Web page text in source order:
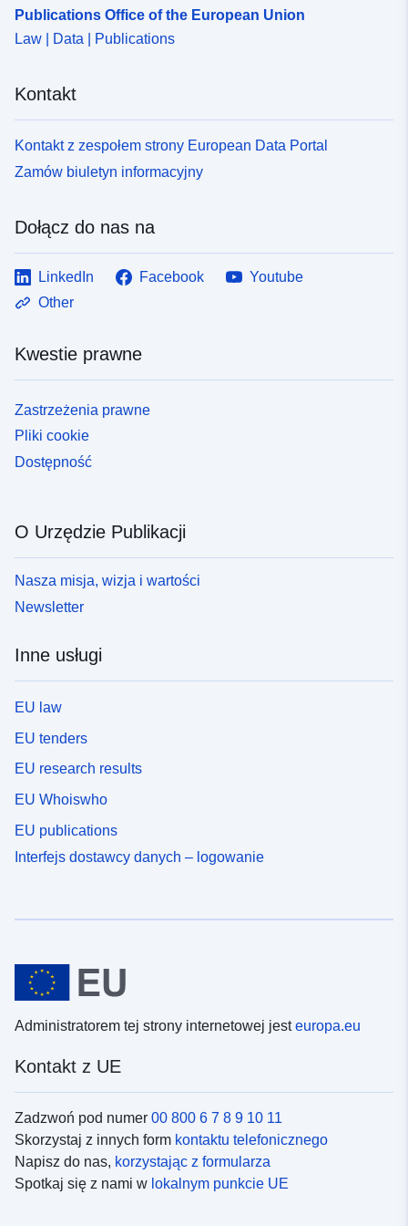
Publications Office of the European Union
Law | Data | Publications
Kontakt
Kontakt z zespołem strony European Data Portal
Zamów biuletyn informacyjny
Dołącz do nas na
LinkedIn Facebook
Youtube
Other
Kwestie prawne
Zastrzeżenia prawne
Pliki cookie
Dostępność
O Urzędzie Publikacji
Nasza misja, wizja i wartości
Newsletter
Inne usługi
EU law
EU tenders
EU research results
EU Whoiswho
EU publications
Interfejs dostawcy danych – logowanie
Administratorem tej strony internetowej jesteuropa.eu
Kontakt z UE
Zadzwoń pod numer 00 800 6 7 8 9 10 11
Skorzystaj z innych form kontaktu telefonicznego
Napisz do nas, korzystając z formularza
Spotkaj się z nami w lokalnym punkcie UE